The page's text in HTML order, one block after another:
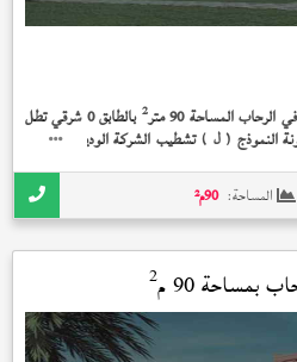
المساحة 90 متر 2 بالطابق 0 شرقي تطل
ل ) تشطيب الشركة الوديعة مدفوعة
المساحة: 90م²
بمساحة 90 م 2